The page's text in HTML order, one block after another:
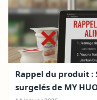
Rappel du produit :
surgelés de MY